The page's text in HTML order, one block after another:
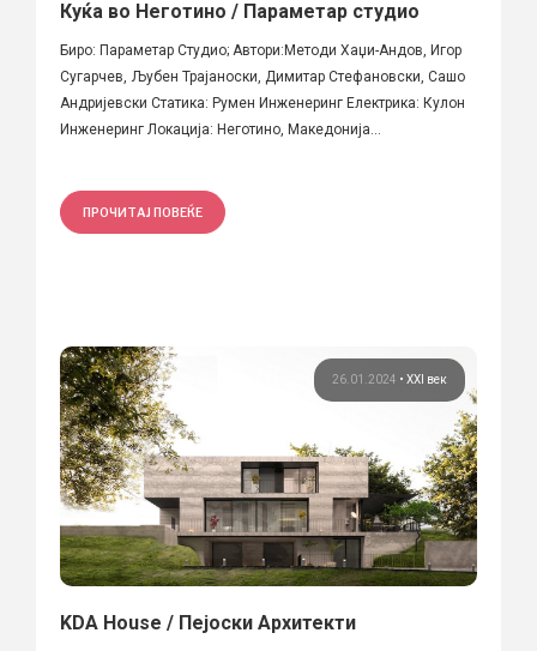
Куќа во Неготино / Параметар студио
Биро: Параметар Студио; Автори:Методи Хаџи-Андов, Игор
Сугарчев, Љубен Трајаноски, Димитар Стефановски, Сашо
Андријевски Статика: Румен Инженеринг Електрика: Кулон
Инженеринг Локација: Неготино, Македонија...
ПРОЧИТАЈ ПОВЕЌЕ
26.01.2024 • XXI век
KDA House / Пејоски Архитекти